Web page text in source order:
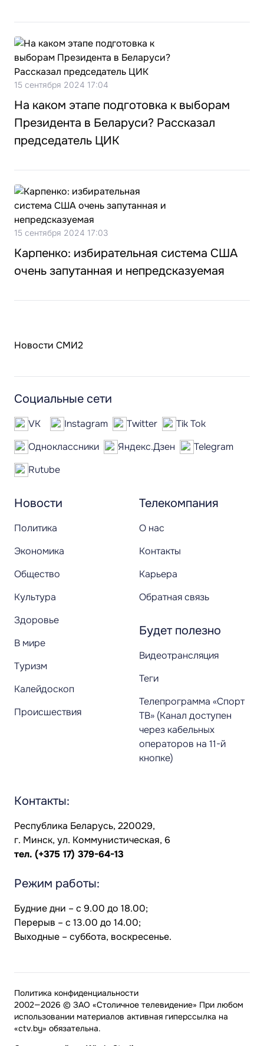
15 сентября 2024 17:04
На каком этапе подготовка к выборам
Президента в Беларуси? Рассказал
председатель ЦИК
15 сентября 2024 17:03
Карпенко: избирательная система США
очень запутанная и непредсказуемая
Новости СМИ2
Новости
Политика
Экономика
Общество
Культура
Здоровье
В мире
Туризм
Калейдоскоп
Происшествия
Телекомпания
О нас
Контакты
Карьера
Обратная связь
Будет полезно
Видеотрансляция
Теги
Телепрограмма «Спорт
ТВ» (Канал доступен
через кабельных
операторов на 11-й
кнопке)
Социальные сети
VK Instagram Twitter
Tik Tok
Одноклассники
Яндекс.Дзен
Telegram
Rutube
Контакты:
Республика Беларусь, 220029,
г. Минск, ул. Коммунистическая, 6
тел. (+375 17) 379-64-13
Режим работы:
Будние дни – с 9.00 до 18.00;
Перерыв – с 13.00 до 14.00;
Выходные – суббота, воскресенье.
2002—2026 © ЗАО «Столичное телевидение» При любом
использовании материалов активная гиперссылка на
«ctv.by» обязательна.
Политика конфиденциальности